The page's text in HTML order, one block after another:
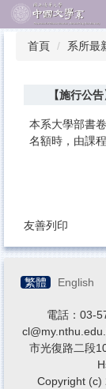
跳
到
首頁 系所最
【施行公
本系大學部書
名額時，由課
友善列印
繁體 English
電話：03-
市光復路二段
Copyright (c)